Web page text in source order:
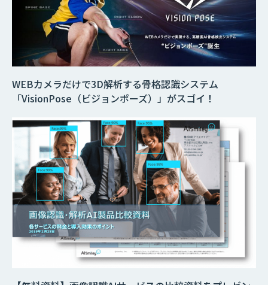
WEBカメラだけで3D解析する骨格認識システム
「VisionPose（ビジョンポーズ）」がスゴイ！